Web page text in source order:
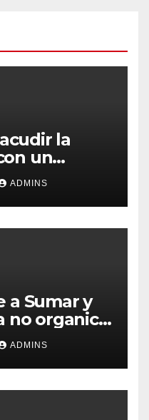
la
un
trabajar
ADMINS
a Sumar y
no organice
nacional»
ADMINS